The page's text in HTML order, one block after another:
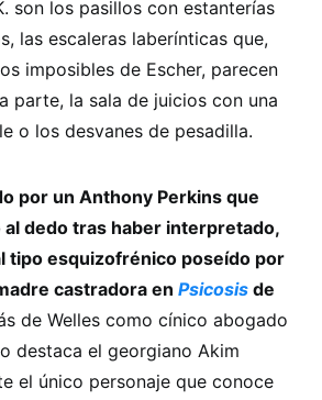
son los pasillos con estanterías
las escaleras laberínticas que,
imposibles de Escher, parecen
parte, la sala de juicios con una
o los desvanes de pesadilla.
por un Anthony Perkins que
al dedo tras haber interpretado,
tipo esquizofrénico poseído por
castradora en Psicosis de
de Welles como cínico abogado
destaca el georgiano Akim
el único personaje que conoce